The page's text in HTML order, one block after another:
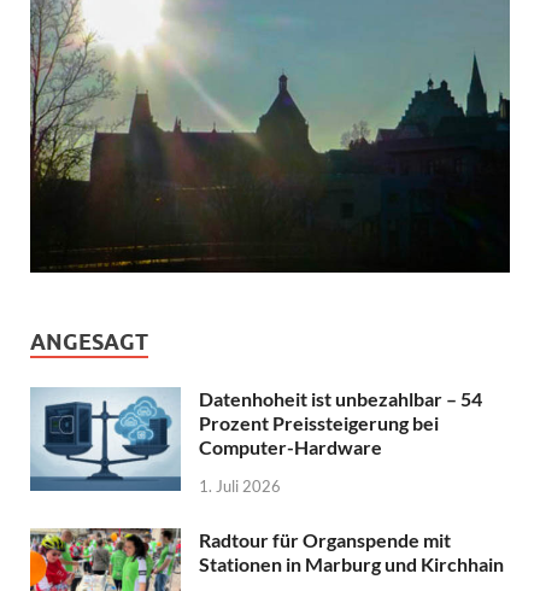
ANGESAGT
Datenhoheit ist unbezahlbar – 54
Prozent Preissteigerung bei
Computer-Hardware
1. Juli 2026
Radtour für Organspende mit
Stationen in Marburg und Kirchhain